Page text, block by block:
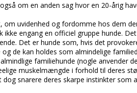
om en anden sag hvor en 20-årig
om uvidenhed og fordomme hos dem
ikke engang en officiel gruppe hunde.
Det er hunde som, hvis det
de kan holdes som almindelige
familiehunde (nogle anvender
muskelmængde i forhold til deres
snarere deres skarpe instinkter